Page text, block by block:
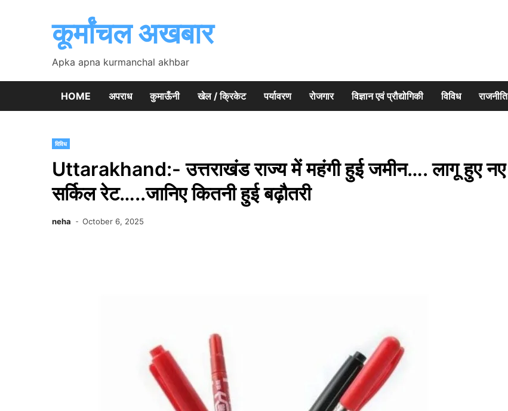
कूर्मांचल अखबार
Apka apna kurmanchal akhbar
HOME अपराध कुमाऊँनी खेल / क्रिकेट पर्यावरण रोजगार विज्ञान एवं प्रौद्योगिकी विविध राजनीति
विविध
Uttarakhand:- उत्तराखंड राज्य में महंगी हुई जमीन…. लागू हुए नए
सर्किल रेट…..जानिए कितनी हुई बढ़ौतरी
neha October 6, 2025